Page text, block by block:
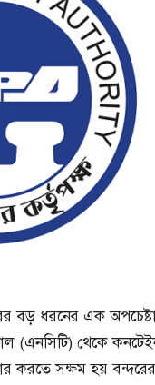
বড় ধরনের এক
(এনসিটি) থেকে
করতে সক্ষম হয়